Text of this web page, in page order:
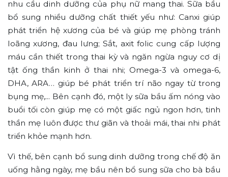
nhu cầu dinh dưỡng của phụ nữ mang thai. Sữa bầu
bổ sung nhiều dưỡng chất thiết yếu như: Canxi giúp
phát triển hệ xương của bé và giúp mẹ phòng tránh
loãng xương, đau lưng; Sắt, axit folic cung cấp lượng
máu cần thiết trong thai kỳ và ngăn ngừa nguy cơ dị
tật ống thần kinh ở thai nhi; Omega-3 và omega-6,
DHA, ARA… giúp bé phát triển trí não ngay từ trong
bụng mẹ,... Bên cạnh đó, một ly sữa bầu ấm nóng vào
buổi tối còn giúp mẹ có một giấc ngủ ngon hơn, tinh
thần mẹ luôn được thư giãn và thoải mái, thai nhi phát
triển khỏe mạnh hơn.
Vì thế, bên cạnh bổ sung dinh dưỡng trong chế độ ăn
uống hằng ngày, mẹ bầu nên bổ sung sữa cho bà bầu